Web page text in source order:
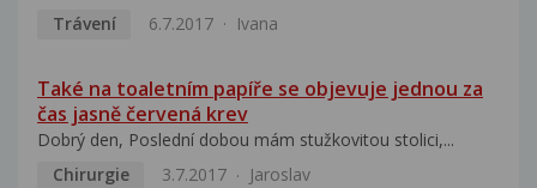
Trávení
6.7.2017 Ivana
Také na toaletním papíře se objevuje jednou za
čas jasně červená krev
Dobrý den, Poslední dobou mám stužkovitou stolici,...
Chirurgie
3.7.2017 Jaroslav